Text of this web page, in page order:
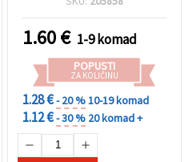
1.60€ 1-9 komad
POPUSTI
ZA KOLIČINU
1.28 €- 20 %10-19 komad
1.12 €- 30 % 20 komad +